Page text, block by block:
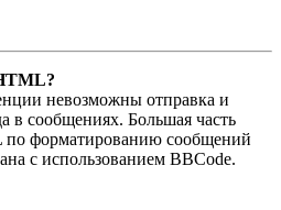
невозможны отправка и
в сообщениях. Большая часть
по форматированию сообщений
с использованием BBCode.